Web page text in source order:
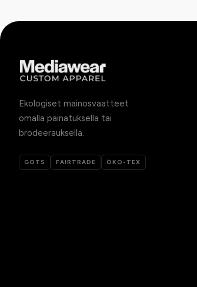
Ekologiset mainosvaatteet
omalla painatuksella tai
brodeerauksella.
GOTS FAIRTRADE ÖKO-TEX